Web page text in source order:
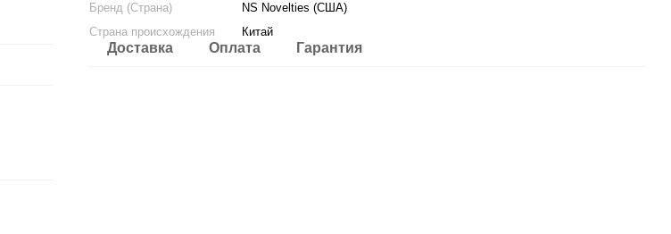
Бренд (Страна)
NS Novelties (США)
Страна происхождения
Китай
Доставка Оплата Гарантия